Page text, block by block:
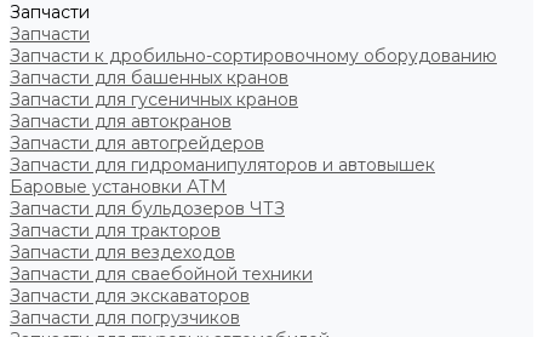
Запчасти
Запчасти
Запчасти к дробильно-сортировочному оборудованию
Запчасти для башенных кранов
Запчасти для гусеничных кранов
Запчасти для автокранов
Запчасти для автогрейдеров
Запчасти для гидроманипуляторов и автовышек
Баровые установки АТМ
Запчасти для бульдозеров ЧТЗ
Запчасти для тракторов
Запчасти для вездеходов
Запчасти для сваебойной техники
Запчасти для экскаваторов
Запчасти для погрузчиков